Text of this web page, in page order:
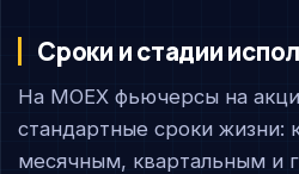
Сроки и стадии
На MOEX фьючерсы на
стандартные сроки жизни:
месячным, квартальным и